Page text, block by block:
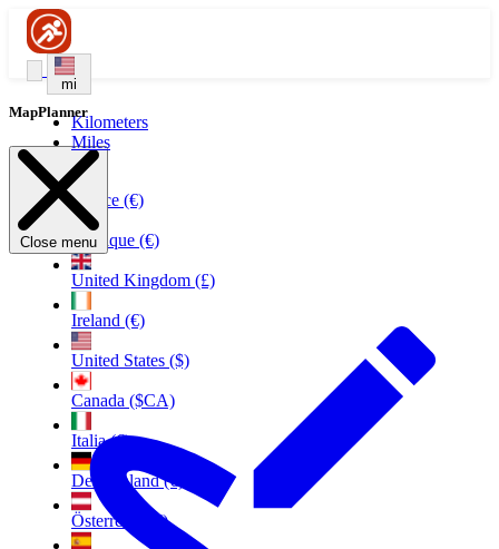
mi
Kilometers
Miles
France (€)
Belgique (€)
United Kingdom (£)
Ireland (€)
United States ($)
Canada ($CA)
Italia (€)
Deutschland (€)
Österreich (€)
MapPlanner
Close menu